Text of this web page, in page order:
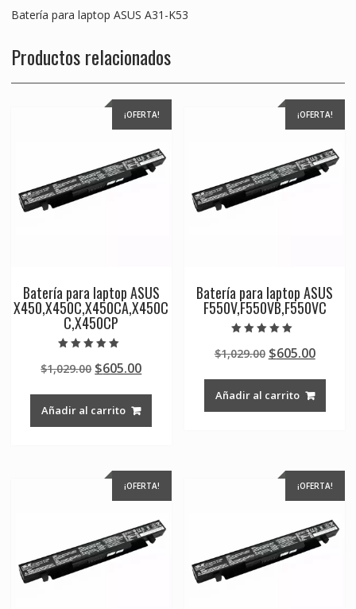
Batería para laptop ASUS A31-K53
Productos relacionados
¡OFERTA!
Batería para laptop ASUS
X450,X450C,X450CA,X450C
C,X450CP
5.00
de 5
$1,029.00 Original
was:
$1,029.00.
$605.00Current
Añadir al carrito
¡OFERTA!
Batería para laptop ASUS
F550V,F550VB,F550VC
5.00
de 5
$1,029.00 Original
was:
$1,029.00.
$605.00
Añadir al carrito
¡OFERTA! ¡OFERTA!